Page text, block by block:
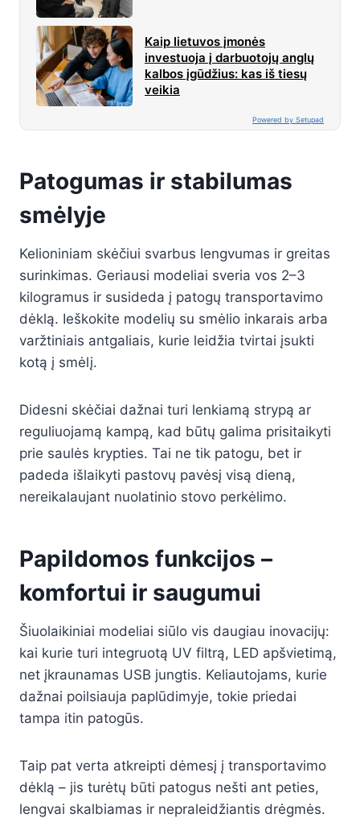
Kaip lietuvos įmonės
investuoja į darbuotojų anglų
kalbos įgūdžius: kas iš tiesų
veikia
Powered by Setupad
Patogumas ir stabilumas
smėlyje
Kelioniniam skėčiui svarbus lengvumas ir greitas
surinkimas. Geriausi modeliai sveria vos 2–3
kilogramus ir susideda į patogų transportavimo
dėklą. Ieškokite modelių su smėlio inkarais arba
varžtiniais antgaliais, kurie leidžia tvirtai įsukti
kotą į smėlį.
Didesni skėčiai dažnai turi lenkiamą strypą ar
reguliuojamą kampą, kad būtų galima prisitaikyti
prie saulės krypties. Tai ne tik patogu, bet ir
padeda išlaikyti pastovų pavėsį visą dieną,
nereikalaujant nuolatinio stovo perkėlimo.
Papildomos funkcijos –
komfortui ir saugumui
Šiuolaikiniai modeliai siūlo vis daugiau inovacijų:
kai kurie turi integruotą UV filtrą, LED apšvietimą,
net įkraunamas USB jungtis. Keliautojams, kurie
dažnai poilsiauja paplūdimyje, tokie priedai
tampa itin patogūs.
Taip pat verta atkreipti dėmesį į transportavimo
dėklą – jis turėtų būti patogus nešti ant peties,
lengvai skalbiamas ir nepraleidžiantis drėgmės.